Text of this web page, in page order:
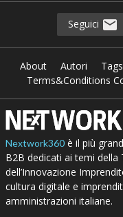
Seguici
About Autori Tags
Terms&Conditions
Nextwork360è il più
B2B dedicati ai temi
dell’Innovazione
cultura digitale e
amministrazioni italiane.